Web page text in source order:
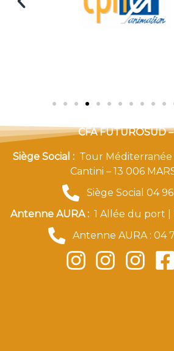
CFA FUTUROSUD
Siège Social : Tour Méditerranée
Cantini – 13 006
Siège Social 04 96
Antenne AURA : 1 Allée du port
Antenne AURA : 04